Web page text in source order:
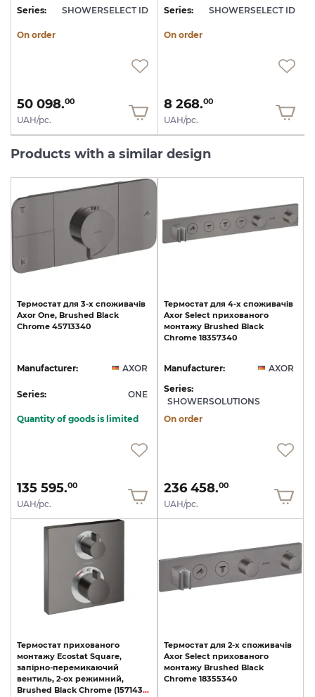
Series: SHOWERSELECT ID
On order
50 098.00
UAH/pc.
Series: SHOWERSELECT ID
On order
8 268.00
UAH/pc.
Products with a similar design
Термостат для 3-х споживачів
Axor One, Brushed Black
Chrome 45713340
Manufacturer: AXOR
Series: ONE
Quantity of goods is limited
135 595.00
UAH/pc.
Термостат для 4-х споживачів
Axor Select прихованого
монтажу Brushed Black
Chrome 18357340
Manufacturer:
AXOR
Series:
SHOWERSOLUTIONS
On order
236 458.00
UAH/pc.
Термостат прихованого
монтажу Ecostat Square,
запірно-перемикаючий
вентиль, 2-ох режимний,
Brushed Black Chrome (15714340)
Термостат для 2-х споживачів
Axor Select прихованого
монтажу Brushed Black
Chrome 18355340